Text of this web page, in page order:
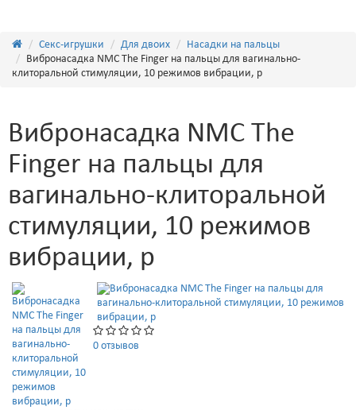
Секс-игрушки Для двоих
Насадки на пальцы
Вибронасадка NMC The Finger на пальцы для вагинально-
клиторальной стимуляции, 10 режимов вибрации, р
Вибронасадка NMC The
Finger на пальцы для
вагинально-клиторальной
стимуляции, 10 режимов
вибрации, р
0 отзывов